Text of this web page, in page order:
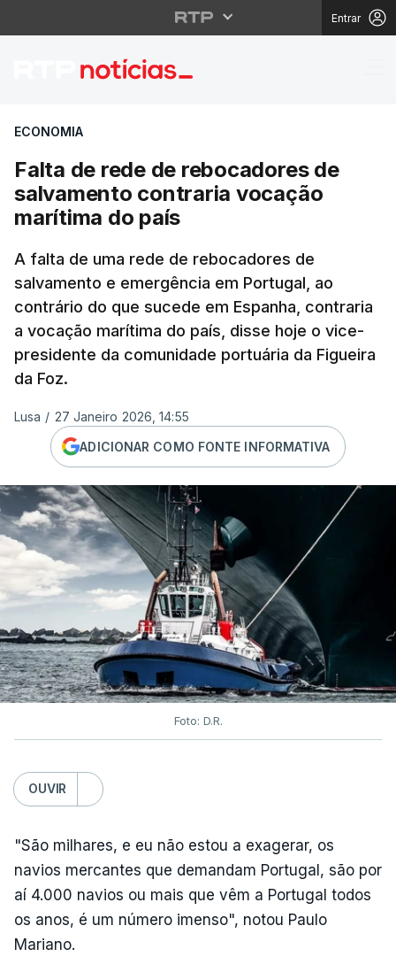
Entrar
Falta de rede de
ECONOMIA
Falta de rede de rebocadores de
salvamento contraria vocação
marítima do país
A falta de uma rede de rebocadores de
salvamento e emergência em Portugal, ao
contrário do que sucede em Espanha, contraria
a vocação marítima do país, disse hoje o vice-
presidente da comunidade portuária da Figueira
da Foz.
Lusa / 27 Janeiro 2026, 14:55
ADICIONAR COMO FONTE INFORMATIVA
Foto: D.R.
OUVIR
"São milhares, e eu não estou a exagerar, os
navios mercantes que demandam Portugal, são por
aí 4.000 navios ou mais que vêm a Portugal todos
os anos, é um número imenso", notou Paulo
Mariano.